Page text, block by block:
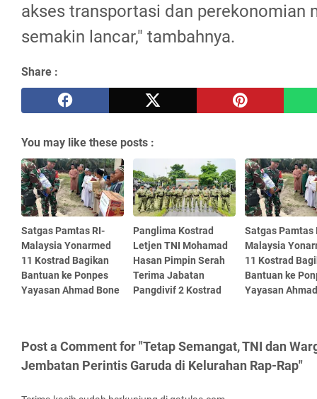
akses transportasi dan perekonomian
semakin lancar," tambahnya.
Share :
You may like these posts :
Satgas Pamtas RI-
Malaysia Yonarmed
11 Kostrad Bagikan
Bantuan ke Ponpes
Yayasan Ahmad Bone
Panglima Kostrad
Letjen TNI Mohamad
Hasan Pimpin Serah
Terima Jabatan
Pangdivif 2 Kostrad
Satgas Pamtas
Malaysia
11 Kostrad
Bantuan ke
Yayasan
Post a Comment for "Tetap Semangat, TNI dan
Jembatan Perintis Garuda di Kelurahan Rap-Rap"